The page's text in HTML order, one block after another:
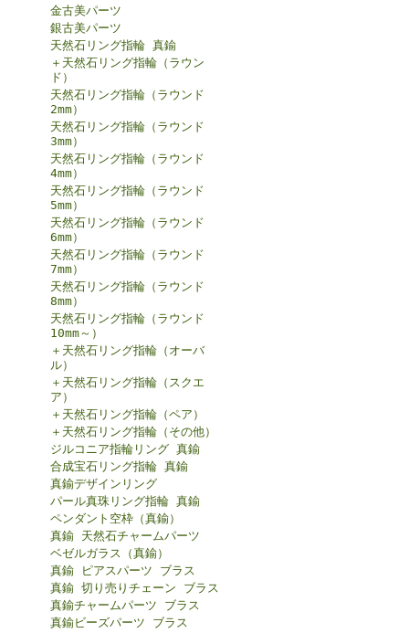
金古美パーツ
銀古美パーツ
天然石リング指輪 真鍮
＋天然石リング指輪（ラウン
ド）
天然石リング指輪（ラウンド
2mm）
天然石リング指輪（ラウンド
3mm）
天然石リング指輪（ラウンド
4mm）
天然石リング指輪（ラウンド
5mm）
天然石リング指輪（ラウンド
6mm）
天然石リング指輪（ラウンド
7mm）
天然石リング指輪（ラウンド
8mm）
天然石リング指輪（ラウンド
10mm～）
＋天然石リング指輪（オーバ
ル）
＋天然石リング指輪（スクエ
ア）
＋天然石リング指輪（ペア）
＋天然石リング指輪（その他）
ジルコニア指輪リング 真鍮
合成宝石リング指輪 真鍮
真鍮デザインリング
パール真珠リング指輪 真鍮
ペンダント空枠（真鍮）
真鍮 天然石チャームパーツ
ベゼルガラス（真鍮）
真鍮 ピアスパーツ ブラス
真鍮 切り売りチェーン ブラス
真鍮チャームパーツ ブラス
真鍮ビーズパーツ ブラス